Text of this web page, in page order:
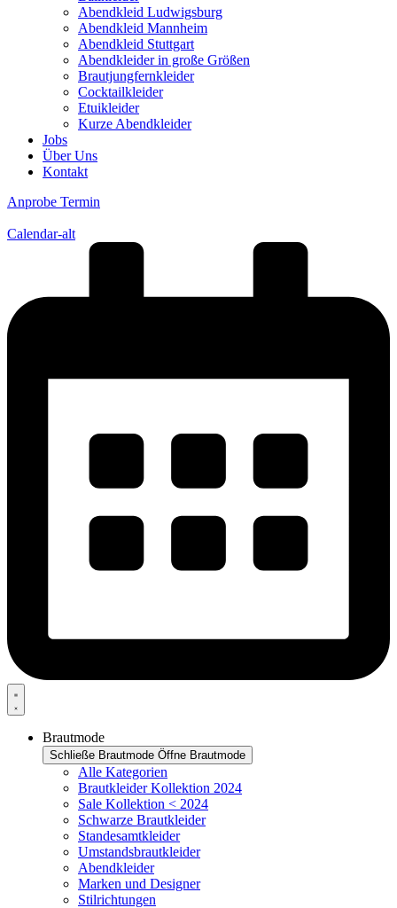
Abendkleid Ludwigsburg
Abendkleid Mannheim
Abendkleid Stuttgart
Abendkleider in große Größen
Brautjungfernkleider
Cocktailkleider
Etuikleider
Kurze Abendkleider
Jobs
Über Uns
Kontakt
Anprobe Termin
Calendar-alt
Brautmode
Schließe Brautmode Öffne Brautmode
Alle Kategorien
Brautkleider Kollektion 2024
Sale Kollektion < 2024
Schwarze Brautkleider
Standesamtkleider
Umstandsbrautkleider
Abendkleider
Marken und Designer
Stilrichtungen